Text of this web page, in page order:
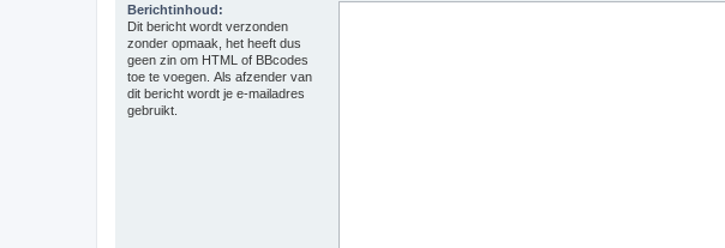
Berichtinhoud:
Dit bericht wordt verzonden
zonder opmaak, het heeft dus
geen zin om HTML of BBcodes
toe te voegen. Als afzender van
dit bericht wordt je e-mailadres
gebruikt.